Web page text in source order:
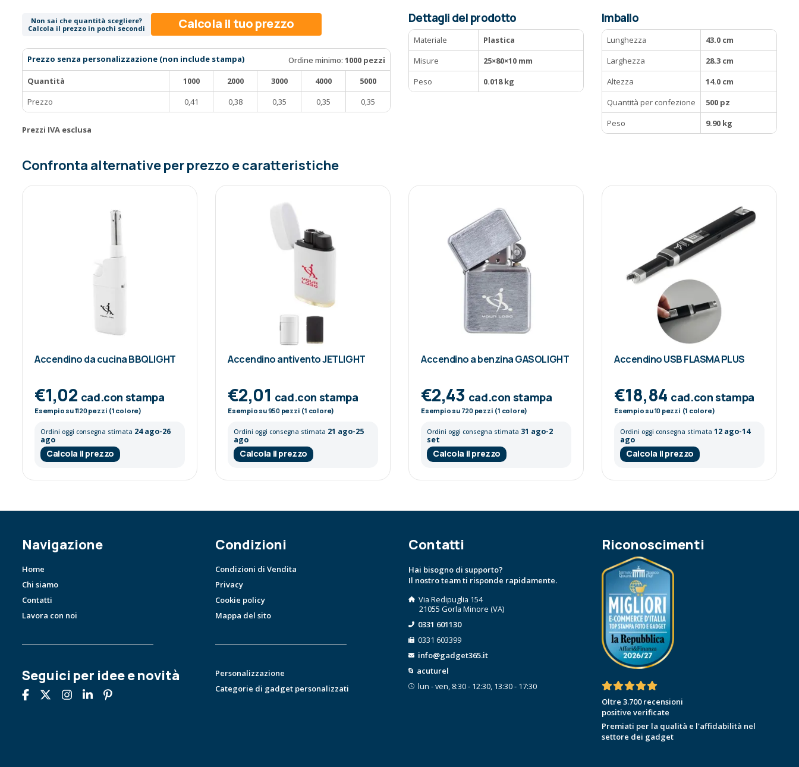
Non sai che quantità scegliere?
Calcola il prezzo in pochi secondi
Calcola il tuo prezzo
Prezzo senza personalizzazione (non include stampa) Ordine minimo: 1000 pezzi
Quantità
1000 2000 3000 4000
5000
Prezzo
0,41 0,38 0,35 0,35 0,35
Prezzi IVA esclusa
Dettagli del prodotto
Materiale
Plastica
Misure
25×80×10 mm
Peso
0.018 kg
Imballo
Lunghezza
43.0 cm
Larghezza
28.3 cm
Altezza
14.0 cm
Quantità per confezione
500 pz
Peso
9.90 kg
Confronta alternative per prezzo e caratteristiche
Accendino da cucina BBQLIGHT
€1,02 cad.con stampa
Esempio su1120pezzi (1 colore)
Ordini oggi consegna stimata 24 ago-26
ago
Calcola il prezzo
Accendino antivento JETLIGHT
€2,01 cad.con stampa
Esempio su950pezzi (1 colore)
Ordini oggi consegna stimata 21 ago-25
ago
Calcola il prezzo
Accendino a benzina GASOLIGHT
€2,43 cad.con stampa
Esempio su 720pezzi (1 colore)
Ordini oggi consegna stimata 31 ago-2
set
Calcola il prezzo
Accendino USB FLASMA PLUS
€18,84 cad.con stampa
Esempio su10 pezzi (1 colore)
Ordini oggi consegna stimata 12 ago-14
ago
Calcola il prezzo
Navigazione
Home
Chi siamo
Contatti
Lavora con noi
Seguici per idee e novità
Condizioni
Condizioni di Vendita
Privacy
Cookie policy
Mappa del sito
Personalizzazione
Categorie di gadget personalizzati
Contatti
Hai bisogno di supporto?
Il nostro team ti risponde rapidamente.
Via Redipuglia 154
21055 Gorla Minore (VA)
0331 601130
0331 603399
info@gadget365.it
acuturel
lun - ven, 8:30 - 12:30, 13:30 - 17:30
Riconoscimenti
Oltre 3.700 recensioni
positive verificate
Premiati per la qualità e l'affidabilità nel
settore dei gadget